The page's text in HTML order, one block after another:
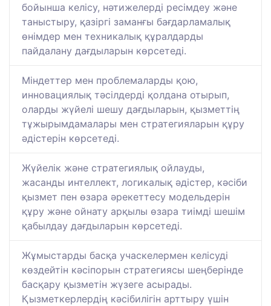
бойынша келісу, нәтижелерді ресімдеу және
таныстыру, қазіргі заманғы бағдарламалық
өнімдер мен техникалық құралдарды
пайдалану дағдыларын көрсетеді.
Міндеттер мен проблемаларды қою,
инновациялық тәсілдерді қолдана отырып,
оларды жүйелі шешу дағдыларын, қызметтің
тұжырымдамалары мен стратегияларын құру
әдістерін көрсетеді.
Жүйелік және стратегиялық ойлауды,
жасанды интеллект, логикалық әдістер, кәсіби
қызмет пен өзара әрекеттесу модельдерін
құру және ойнату арқылы өзара тиімді шешім
қабылдау дағдыларын көрсетеді.
Жұмыстарды басқа учаскелермен келісуді
көздейтін кәсіпорын стратегиясы шеңберінде
басқару қызметін жүзеге асырады.
Қызметкерлердің кәсібилігін арттыру үшін